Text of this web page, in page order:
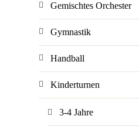
Gemischtes Orchester
Gymnastik
Handball
Kinderturnen
3-4 Jahre